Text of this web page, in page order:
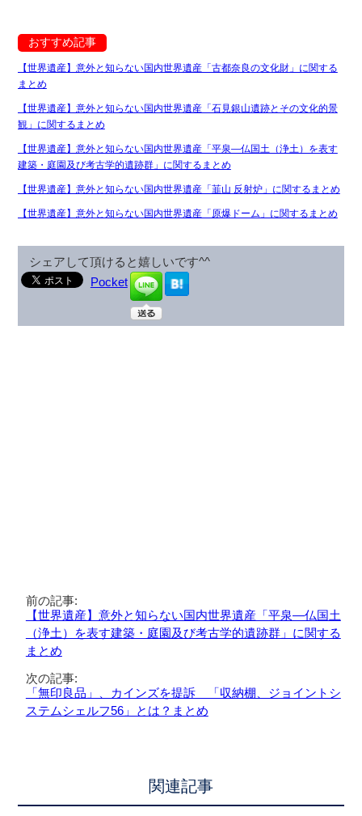
おすすめ記事
【世界遺産】意外と知らない国内世界遺産「古都奈良の文化財」に関する
まとめ
【世界遺産】意外と知らない国内世界遺産「石見銀山遺跡とその文化的景
観」に関するまとめ
【世界遺産】意外と知らない国内世界遺産「平泉―仏国土（浄土）を表す
建築・庭園及び考古学的遺跡群」に関するまとめ
【世界遺産】意外と知らない国内世界遺産「韮山 反射炉」に関するまとめ
【世界遺産】意外と知らない国内世界遺産「原爆ドーム」に関するまとめ
シェアして頂けると嬉しいです^^
Pocket
前の記事:
【世界遺産】意外と知らない国内世界遺産「平泉―仏国土
（浄土）を表す建築・庭園及び考古学的遺跡群」に関する
まとめ
次の記事:
「無印良品」、カインズを提訴 「収納棚、ジョイントシ
ステムシェルフ56」とは？まとめ
関連記事